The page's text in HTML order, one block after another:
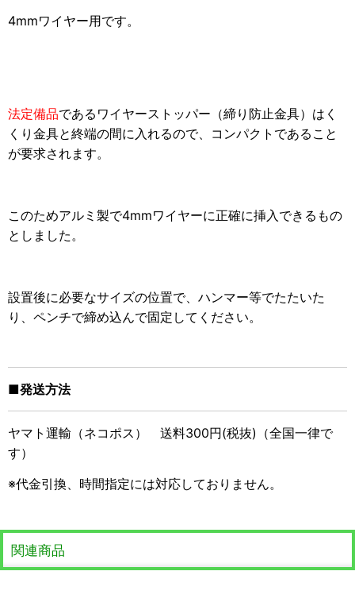
4mmワイヤー用です。
法定備品であるワイヤーストッパー（締り防止金具）はく
くり金具と終端の間に入れるので、コンパクトであること
が要求されます。
このためアルミ製で4mmワイヤーに正確に挿入できるもの
としました。
設置後に必要なサイズの位置で、ハンマー等でたたいた
り、ペンチで締め込んで固定してください。
■発送方法
ヤマト運輸（ネコポス） 送料300円(税抜)（全国一律で
す）
※代金引換、時間指定には対応しておりません。
関連商品